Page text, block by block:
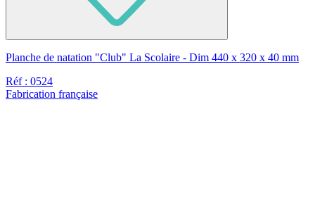
Planche de natation "Club" La Scolaire - Dim 440 x 320 x 40 mm
Réf : 0524
Fabrication française